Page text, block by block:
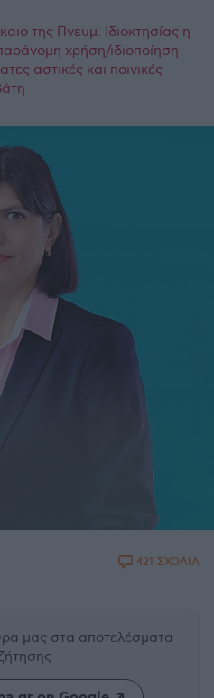
της Πνευμ. Ιδιοκτησίας η
χρήση/ιδιοποίηση
αστικές και ποινικές
421 ΣΧΟΛΙΑ
μας στα αποτελέσματα